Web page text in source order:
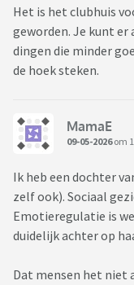
Het is het clubhuis
geworden. Je kunt er
dingen die minder
de hoek steken.
MamaE
09-05-2026om
Ik heb een dochter
zelf ook). Sociaal
Emotieregulatie is
duidelijk achter op
Dat mensen het niet